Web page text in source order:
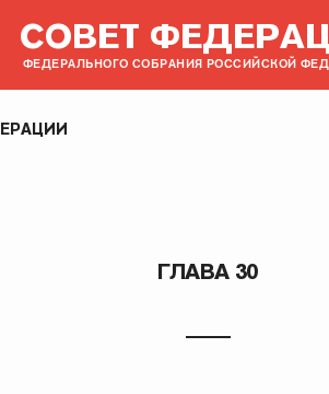
СОВЕТ
ФЕДЕРАЛЬНОГО СОБРАНИЯ РОССИЙСКОЙ
ГЛАВА 30